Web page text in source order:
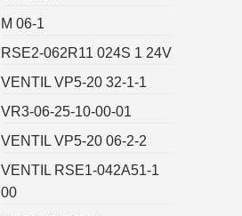
M 06-1
RSE2-062R11 024S 1 24V
VENTIL VP5-20 32-1-1
VR3-06-25-10-00-01
VENTIL VP5-20 06-2-2
VENTIL RSE1-042A51-1
00